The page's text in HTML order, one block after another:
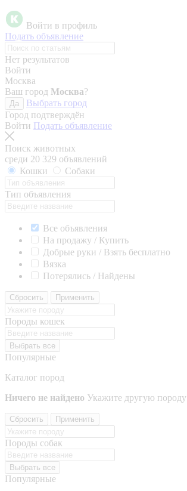
Войти в профиль
Подать объявление
Нет результатов
Войти
Москва
Ваш город Москва?
Да
Выбрать город
Город подтверждён
Войти Подать объявление
Поиск животных
среди 20 329 объявлений
Кошки
Собаки
Тип объявления
Все объявления
На продажу / Купить
Добрые руки / Взять бесплатно
Вязка
Потерялись / Найдены
Сбросить Применить
Породы кошек
Выбрать все
Популярные
Каталог пород
Ничего не найдено Укажите другую породу
Сбросить Применить
Породы собак
Выбрать все
Популярные